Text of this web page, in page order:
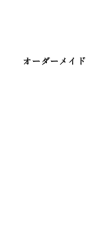
オーダーメイド